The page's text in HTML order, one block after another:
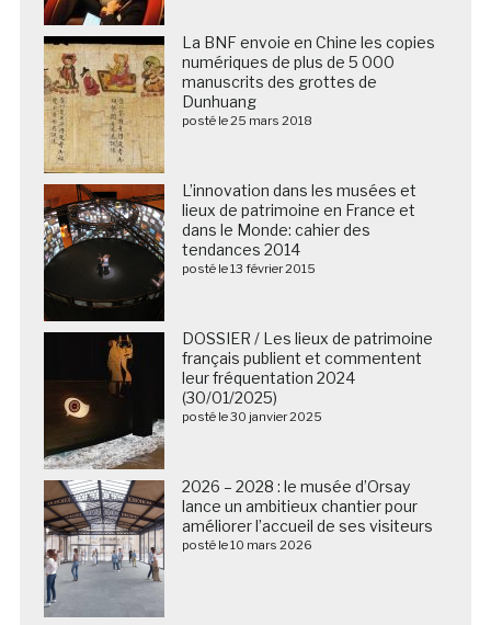
La BNF envoie en Chine les copies
numériques de plus de 5 000
manuscrits des grottes de
Dunhuang
posté le 25 mars 2018
L’innovation dans les musées et
lieux de patrimoine en France et
dans le Monde: cahier des
tendances 2014
posté le 13 février 2015
DOSSIER / Les lieux de patrimoine
français publient et commentent
leur fréquentation 2024
(30/01/2025)
posté le 30 janvier 2025
2026 – 2028 : le musée d’Orsay
lance un ambitieux chantier pour
améliorer l’accueil de ses visiteurs
posté le 10 mars 2026